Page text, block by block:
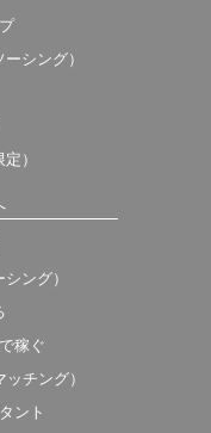
シング）
）
ング）
稼ぐ
チング）
ント